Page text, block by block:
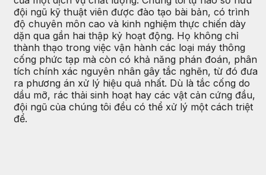
đội ngũ kỹ thuật viên được đào tạo bài bản, có trình
độ chuyên môn cao và kinh nghiệm thực chiến dày
dặn qua gần hai thập kỷ hoạt động. Họ không chỉ
thành thạo trong việc vận hành các loại máy thông
cống phức tạp mà còn có khả năng phán đoán, phân
tích chính xác nguyên nhân gây tắc nghẽn, từ đó đưa
ra phương án xử lý hiệu quả nhất. Dù là tắc cống do
dầu mỡ, rác thải sinh hoạt hay các vật cản cứng đầu,
đội ngũ của chúng tôi đều có thể xử lý một cách triệt
để.